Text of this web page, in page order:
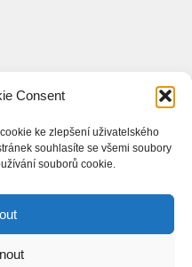
Consent
ke zlepšení uživatelského
souhlasíte se všemi soubory
souborů cookie.